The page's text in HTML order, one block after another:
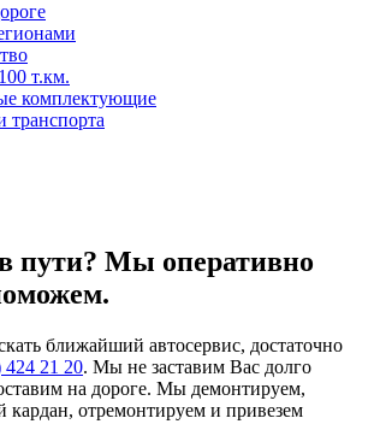
т.км.
комплектующие
пути? Мы оперативно
ближайший автосервис, достаточно
424 21 20. Мы не заставим Вас долго
на дороге. Мы демонтируем,
кардан, отремонтируем и привезем